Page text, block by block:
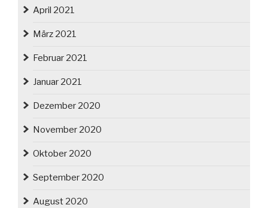
April 2021
März 2021
Februar 2021
Januar 2021
Dezember 2020
November 2020
Oktober 2020
September 2020
August 2020